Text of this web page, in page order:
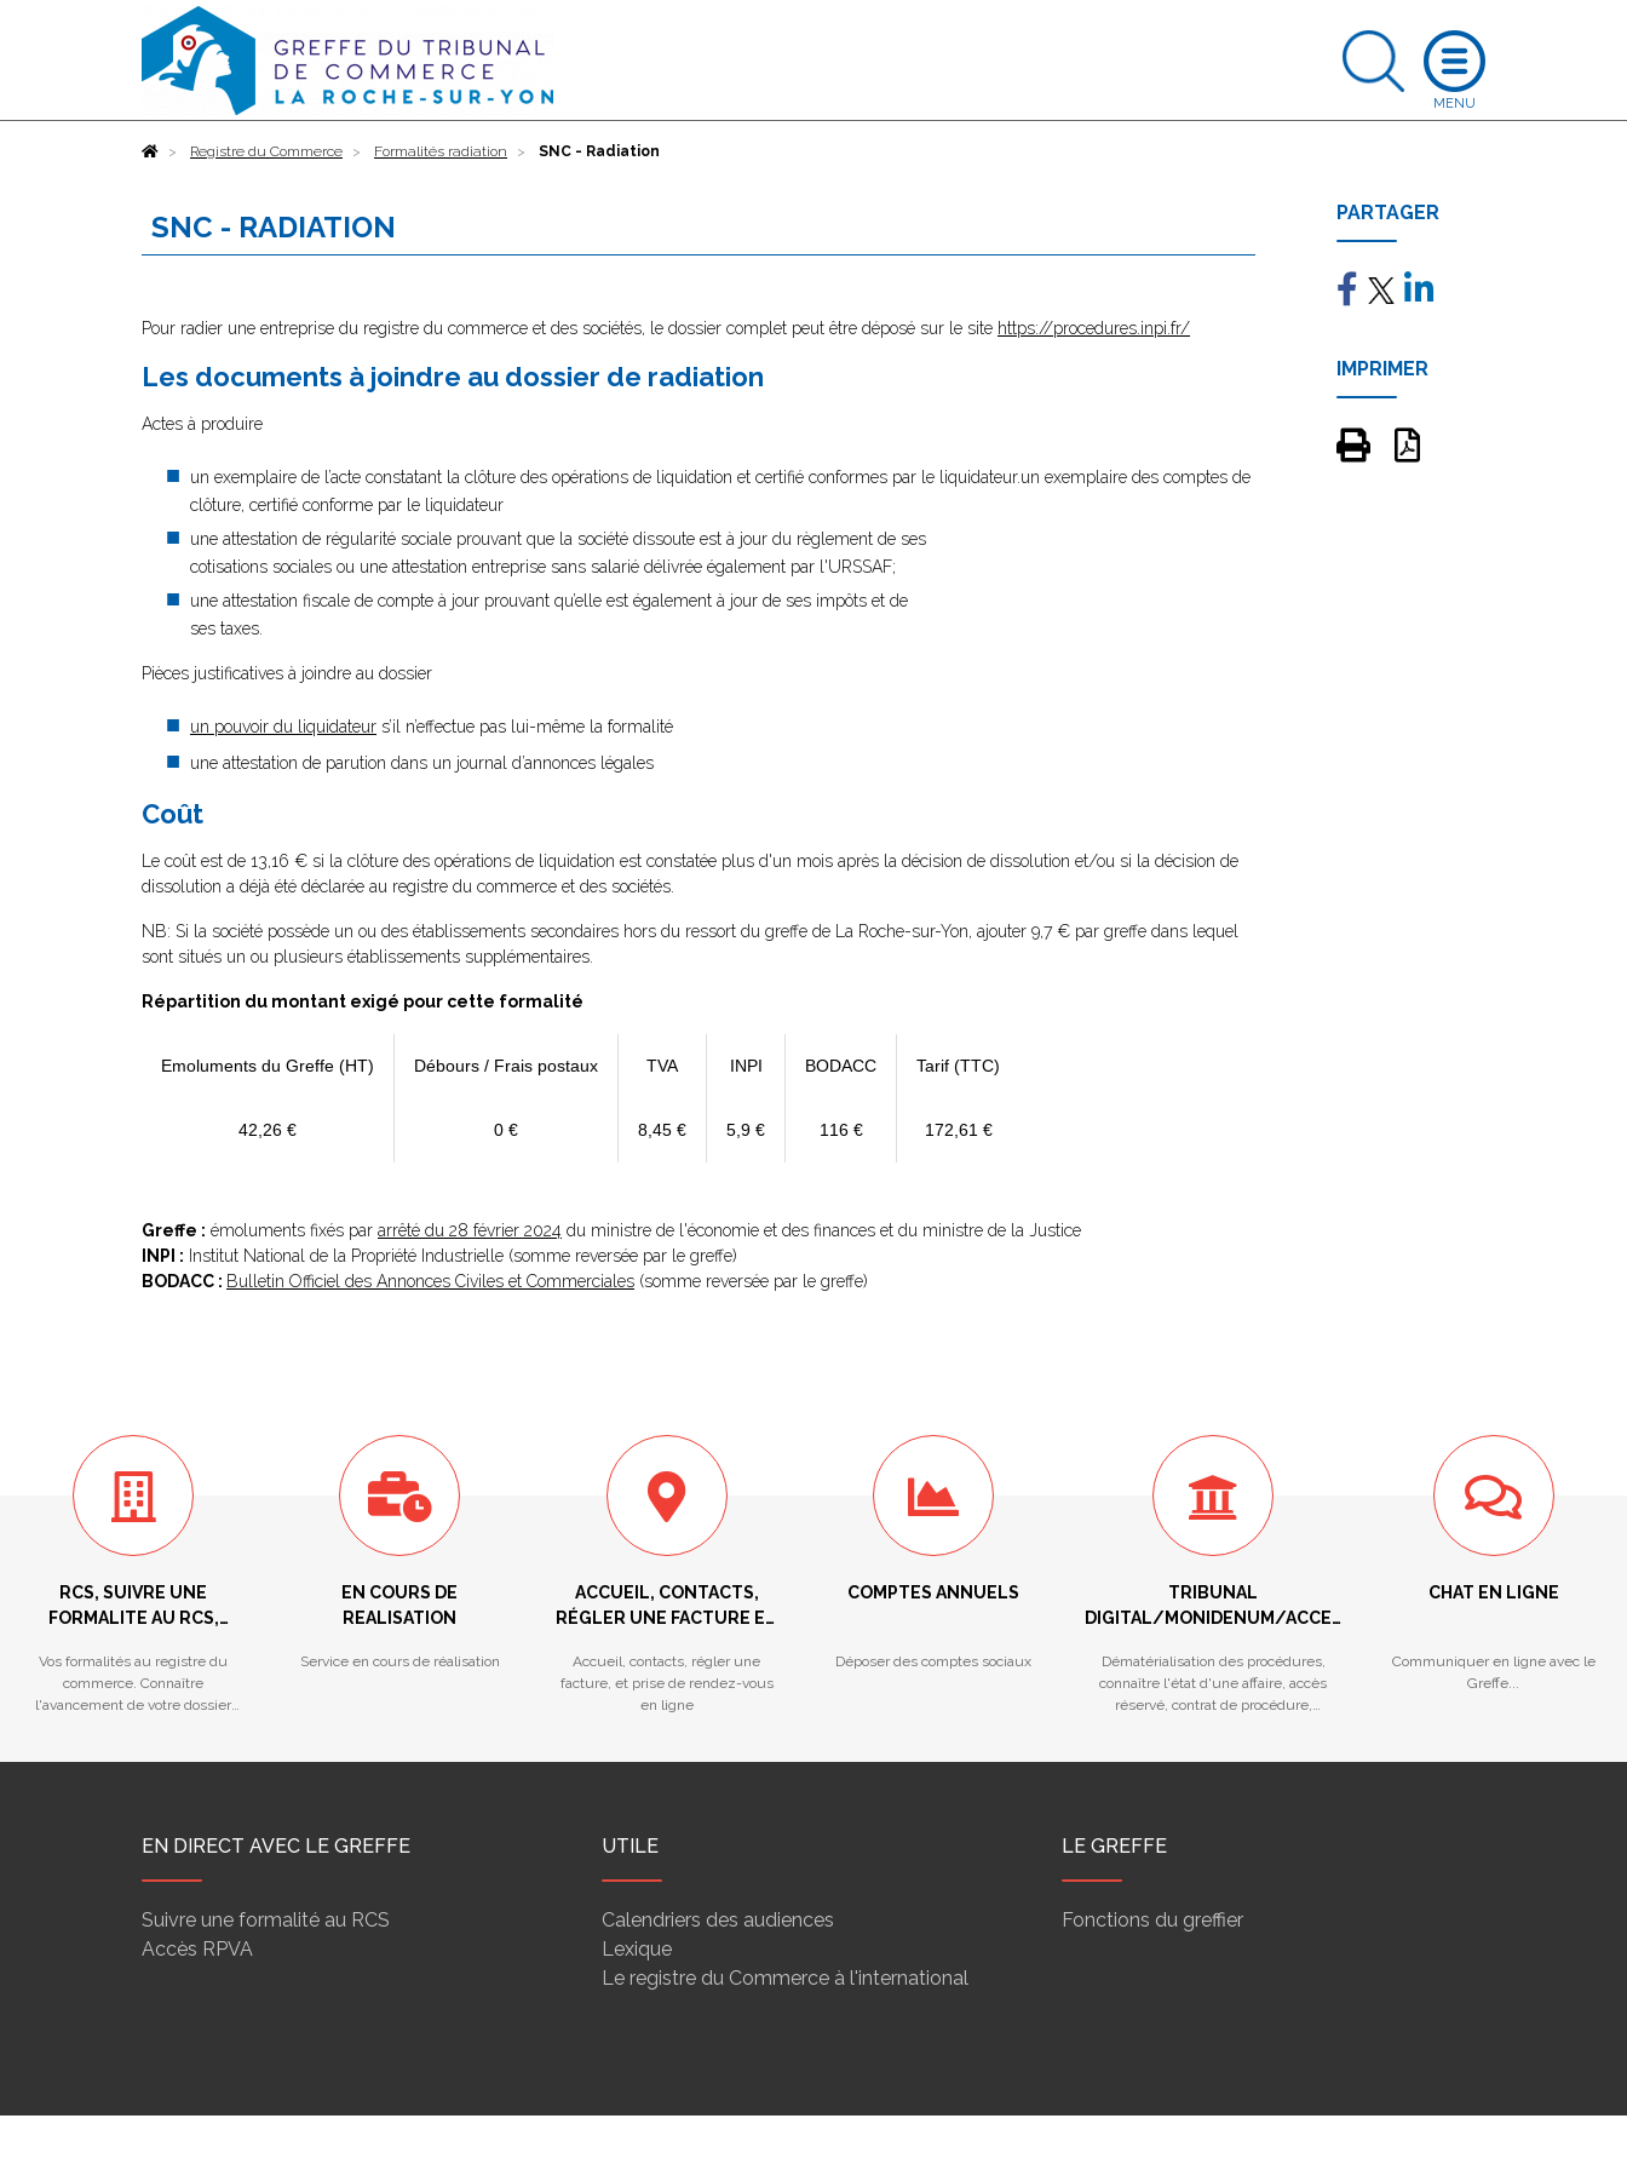
AccueilRegistre du Commerce Formalités radiation SNC - Radiation
SNC - RADIATION
Pour radier une entreprise du registre du commerce et des sociétés, le dossier complet peut être déposé sur le site https://procedures.inpi.fr/
Les documents à joindre au dossier de radiation
Actes à produire
un exemplaire de l’acte constatant la clôture des opérations de liquidation et certifié conformes par le liquidateur.un exemplaire des comptes de
clôture, certifié conforme par le liquidateur
une attestation de régularité sociale prouvant que la société dissoute est à jour du règlement de ses
cotisations sociales ou une attestation entreprise sans salarié délivrée également par l'URSSAF;
une attestation fiscale de compte à jour prouvant qu’elle est également à jour de ses impôts et de
ses taxes.
Pièces justificatives à joindre au dossier
un pouvoir du liquidateur s’il n’effectue pas lui-même la formalité
une attestation de parution dans un journal d’annonces légales
Coût
Le coût est de 13,16 € si la clôture des opérations de liquidation est constatée plus d'un mois après la décision de dissolution et/ou si la décision de
dissolution a déjà été déclarée au registre du commerce et des sociétés.
NB: Si la société possède un ou des établissements secondaires hors du ressort du greffe de La Roche-sur-Yon, ajouter 9,7 € par greffe dans lequel
sont situés un ou plusieurs établissements supplémentaires.
Répartition du montant exigé pour cette formalité
Emoluments du Greffe (HT) Débours / Frais postaux TVA INPI BODACC Tarif (TTC)
42,26 € 0 € 8,45 € 5,9 € 116 € 172,61 €
Greffe : émoluments fixés par arrêté du 28 février 2024 du ministre de l'économie et des finances et du ministre de la Justice
INPI : Institut National de la Propriété Industrielle (somme reversée par le greffe)
BODACC : Bulletin Officiel des Annonces Civiles et Commerciales (somme reversée par le greffe)
PARTAGER
IMPRIMER
RCS, SUIVRE UNE
FORMALITE AU RCS,
HYPOTHEQUES
MARITIMES...
Vos formalités au registre du
commerce. Connaître
l'avancement de votre dossier
EN COURS DE
REALISATION
Service en cours de réalisation
ACCUEIL, CONTACTS,
RÉGLER UNE FACTURE ET
Accueil, contacts, régler une
facture, et prise de rendez-vous
en ligne
COMPTES ANNUELS
Déposer des comptes sociaux
TRIBUNAL
DIGITAL/MONIDENUM/ACCES
Dématérialisation des procédures,
connaître l'état d'une affaire, accès
réservé, contrat de procédure,
CHAT EN LIGNE
Communiquer en ligne avec le
Greffe...
EN DIRECT AVEC LE GREFFE
Suivre une formalité au RCS
Accès RPVA
UTILE
Calendriers des audiences
Lexique
Le registre du Commerce à l'international
LE GREFFE
Fonctions du greffier